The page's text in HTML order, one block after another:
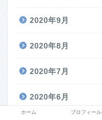
2020年9月
2020年8月
2020年7月
2020年6月
ホーム プロフィール